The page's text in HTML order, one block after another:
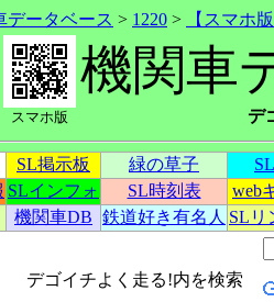
データベース > 1220 > 【スマホ
スマホ版
機関車
デ
SL掲示板 緑の草子
SLインフォ SL時刻表
web
機関車DB 鉄道好き有名人 SLリ
デゴイチよく走る!内を検索